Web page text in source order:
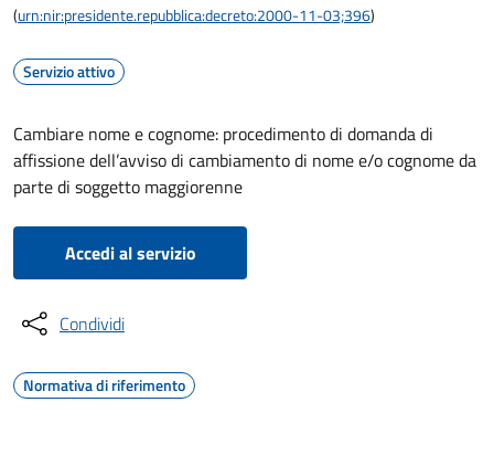
(urn:nir:presidente.repubblica:decreto:2000-11-03;396)
Servizio attivo
Cambiare nome e cognome: procedimento di domanda di
affissione dell’avviso di cambiamento di nome e/o cognome da
parte di soggetto maggiorenne
Accedi al servizio
Condividi
Normativa di riferimento